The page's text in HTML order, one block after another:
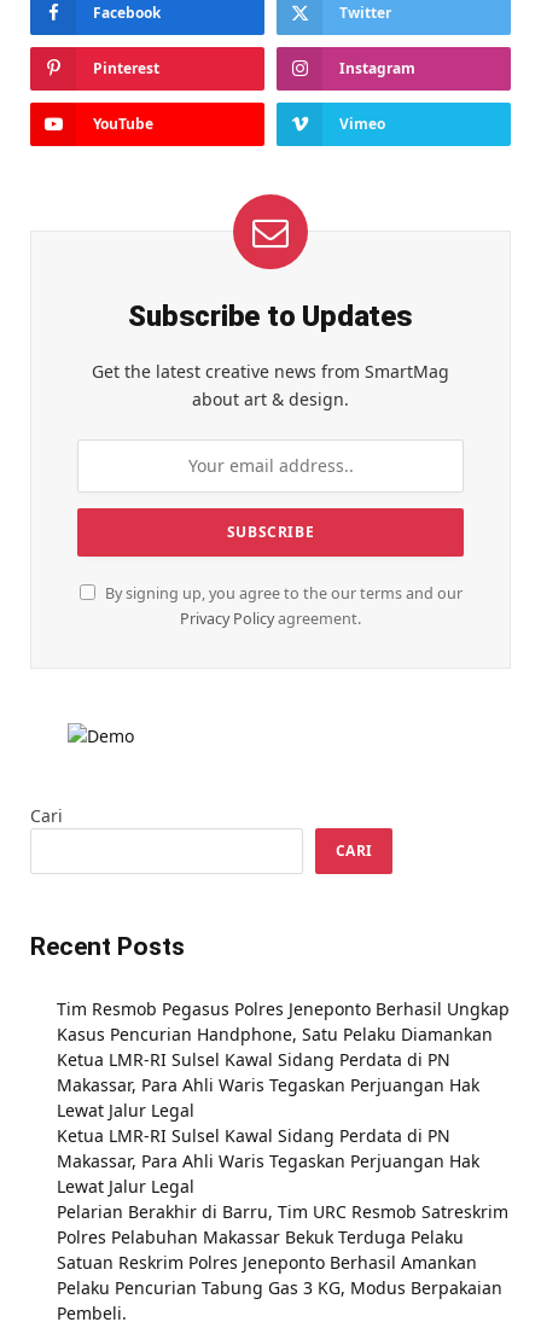
Facebook Twitter
Pinterest Instagram
YouTube Vimeo
Subscribe to Updates
Get the latest creative news from SmartMag
about art & design.
By signing up, you agree to the our terms and our
Privacy Policyagreement.
Cari
CARI
Recent Posts
Tim Resmob Pegasus Polres Jeneponto Berhasil Ungkap
Kasus Pencurian Handphone, Satu Pelaku Diamankan
Ketua LMR-RI Sulsel Kawal Sidang Perdata di PN
Makassar, Para Ahli Waris Tegaskan Perjuangan Hak
Lewat Jalur Legal
Ketua LMR-RI Sulsel Kawal Sidang Perdata di PN
Makassar, Para Ahli Waris Tegaskan Perjuangan Hak
Lewat Jalur Legal
Pelarian Berakhir di Barru, Tim URC Resmob Satreskrim
Polres Pelabuhan Makassar Bekuk Terduga Pelaku
Satuan Reskrim Polres Jeneponto Berhasil Amankan
Pelaku Pencurian Tabung Gas 3 KG, Modus Berpakaian
Pembeli.